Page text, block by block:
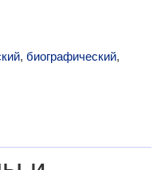
, биографический,